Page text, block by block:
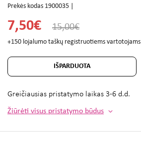
Prekės kodas 1900035 |
7,50€ 15,00€
+150 lojalumo taškų registruotiems vartotojams
IŠPARDUOTA
Greičiausias pristatymo laikas 3-6 d.d.
Žiūrėti visus pristatymo būdus